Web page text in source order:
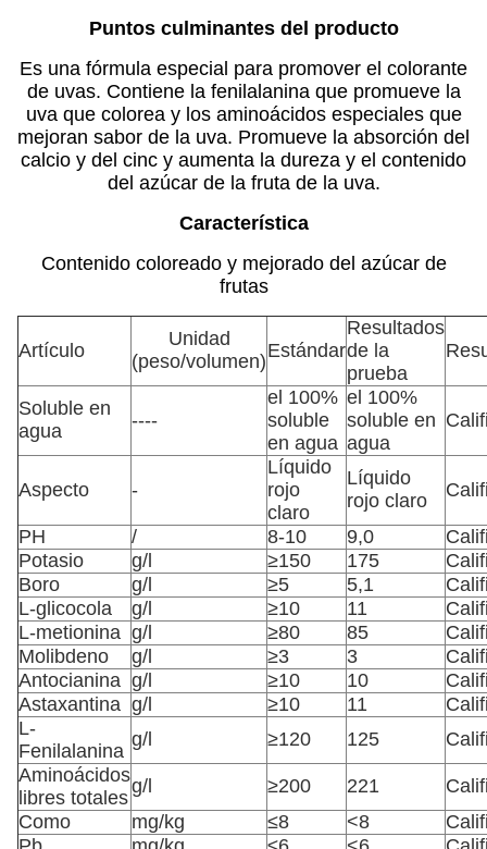
Puntos culminantes del producto
Es una fórmula especial para promover el colorante
de uvas. Contiene la fenilalanina que promueve la
uva que colorea y los aminoácidos especiales que
mejoran sabor de la uva. Promueve la absorción del
calcio y del cinc y aumenta la dureza y el contenido
del azúcar de la fruta de la uva.
Característica
Contenido coloreado y mejorado del azúcar de
frutas
Artículo
Unidad
(peso/volumen)Estándar
Resultados
de la
prueba
Soluble en
agua
----
el 100%
soluble
en agua
el 100%
soluble en
agua
Aspecto -
Líquido
rojo
claro
Líquido
rojo claro
PH / 8-10 9,0
Potasio
g/l ≥150 175
Boro
g/l ≥5 5,1
L-glicocola
g/l ≥10 11
L-metionina g/l ≥80 85
Molibdeno
g/l ≥3 3
Antocianina g/l ≥10 10
Astaxantina g/l ≥10 11
L-
Fenilalanina
g/l ≥120 125
Aminoácidos
libres totales
g/l ≥200 221
Como
mg/kg ≤8 <8